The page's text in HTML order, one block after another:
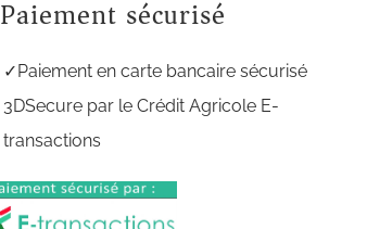
Paiement sécurisé
Paiement en carte bancaire sécurisé
3DSecure par le Crédit Agricole E-
transactions